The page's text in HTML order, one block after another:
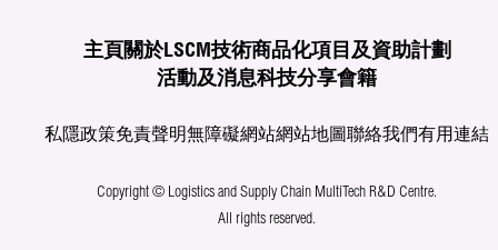
主頁 關於LSCM技術商品化項目及資助計劃
活動及消息科技分享會籍
私隱政策免責聲明無障礙網站網站地圖聯絡我們有用連結
Copyright © Logistics and Supply Chain MultiTech R&D Centre.
All rights reserved.